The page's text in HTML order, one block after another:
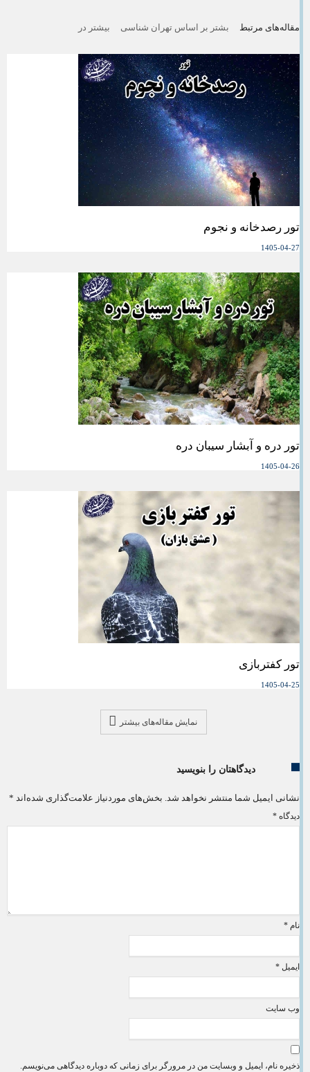
مقاله‌های مرتبط بشتر بر اساس تهران شناسی بیشتر در
تور رصدخانه و نجوم
1405-04-27
تور دره و آبشار سیبان دره
1405-04-26
تور کفتربازی
1405-04-25
نمایش مقاله‌های بیشتر
دیدگاهتان را بنویسید
نشانی ایمیل شما منتشر نخواهد شد. بخش‌های موردنیاز علامت‌گذاری شده‌اند *
دیدگاه *
نام *
ایمیل *
وب‌ سایت
ذخیره نام، ایمیل و وبسایت من در مرورگر برای زمانی که دوباره دیدگاهی می‌نویسم.